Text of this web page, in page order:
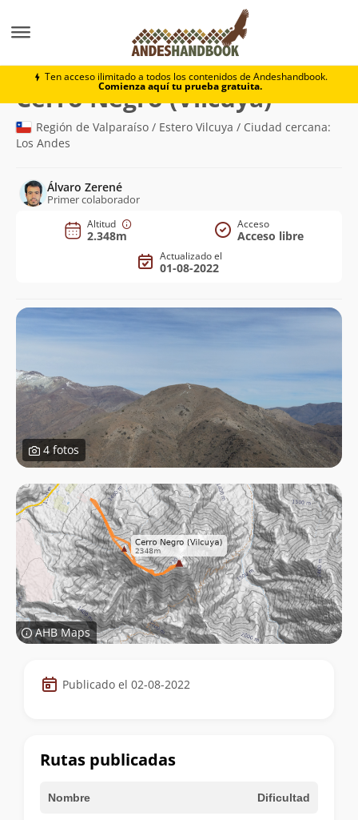
Ten acceso ilimitado a todos los contenidos de Andeshandbook.
Comienza aquí tu prueba gratuita.
Cerro Negro (Vilcuya)
Cerro Negro (Vilcuya)
Región de Valparaíso / Estero Vilcuya / Ciudad cercana:
Los Andes
Álvaro Zerené
Primer colaborador
Altitud
2.348m
Acceso
Acceso libre
Actualizado el
01-08-2022
4 fotos
AHB Maps
Datos
de
cumbre
Publicado el 02-08-2022
Rutas publicadas
Nombre Dificultad